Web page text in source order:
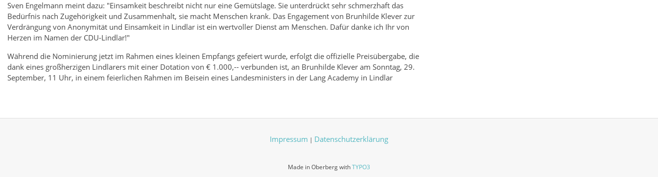
Sven Engelmann meint dazu: "Einsamkeit beschreibt nicht nur eine Gemütslage. Sie unterdrückt sehr schmerzhaft das
Bedürfnis nach Zugehörigkeit und Zusammenhalt, sie macht Menschen krank. Das Engagement von Brunhilde Klever zur
Verdrängung von Anonymität und Einsamkeit in Lindlar ist ein wertvoller Dienst am Menschen. Dafür danke ich Ihr von
Herzen im Namen der CDU-Lindlar!"
Während die Nominierung jetzt im Rahmen eines kleinen Empfangs gefeiert wurde, erfolgt die offizielle Preisübergabe, die
dank eines großherzigen Lindlarers mit einer Dotation von € 1.000,-- verbunden ist, an Brunhilde Klever am Sonntag, 29.
September, 11 Uhr, in einem feierlichen Rahmen im Beisein eines Landesministers in der Lang Academy in Lindlar
Impressum | Datenschutzerklärung
Made in Oberberg withTYPO3